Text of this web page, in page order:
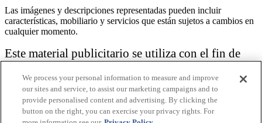
Las imágenes y descripciones representadas pueden incluir
características, mobiliario y servicios que están sujetos a cambios en
cualquier momento.
Este material publicitario se utiliza con el fin de
vacacional.
Aviso: las funciones de accesibilidad enumeradas aquí no pretenden
ser una lista exhaustiva o completa de todas las funciones accesibles
We process your personal information to measure and improve
our sites and service, to assist our marketing campaigns and to
provide personalised content and advertising. By clicking the
button on the right, you can exercise your privacy rights. For